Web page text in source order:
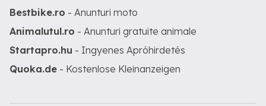
Bestbike.ro - Anunturi moto
Animalutul.ro - Anunturi gratuite animale
Startapro.hu - Ingyenes Apróhirdetés
Quoka.de - Kostenlose Kleinanzeigen